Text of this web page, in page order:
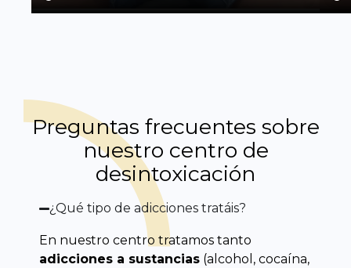
Preguntas frecuentes sobre
nuestro centro de
desintoxicación
¿Qué tipo de adicciones tratáis?
En nuestro centro tratamos tanto
adicciones a sustancias (alcohol, cocaína,